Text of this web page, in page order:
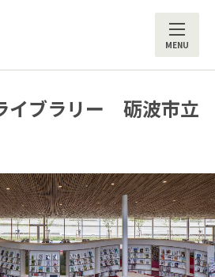
イブラリー 砺波市立